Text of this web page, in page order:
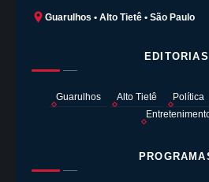
Guarulhos • Alto Tietê • São Paulo
EDITORIAS
Guarulhos Alto Tietê Política